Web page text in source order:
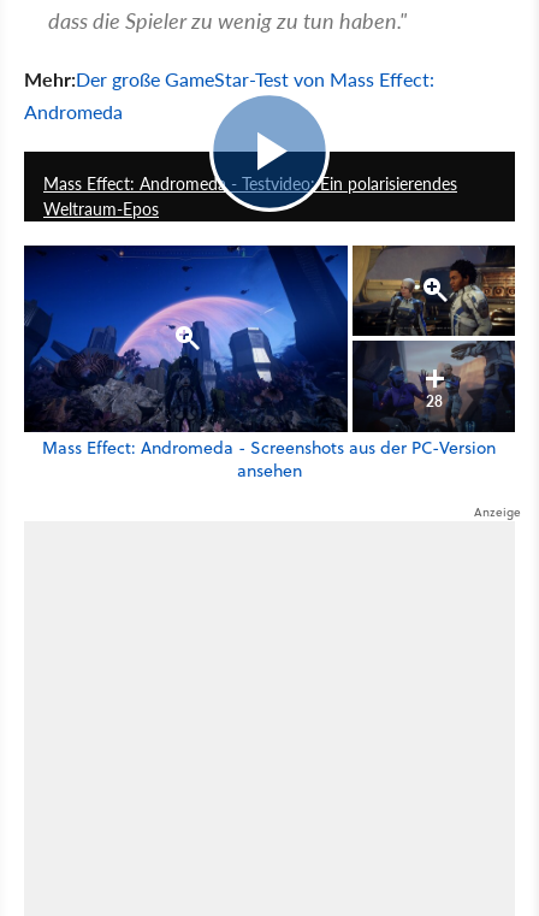
dass die Spieler zu wenig zu tun haben."
Mehr:Der große GameStar-Test von Mass Effect:
Andromeda
Mass Effect: Andromeda - Testvideo: Ein polarisierendes
Weltraum-Epos
28
Mass Effect: Andromeda - Screenshots aus der PC-Version
ansehen